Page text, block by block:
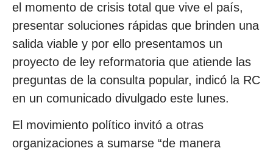
el momento de crisis total que vive el país,
presentar soluciones rápidas que brinden una
salida viable y por ello presentamos un
proyecto de ley reformatoria que atiende las
preguntas de la consulta popular, indicó la RC
en un comunicado divulgado este lunes.
El movimiento político invitó a otras
organizaciones a sumarse “de manera